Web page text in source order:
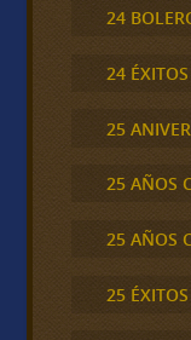
24
24 ÉXITOS
25
25 AÑOS
25 AÑOS
25